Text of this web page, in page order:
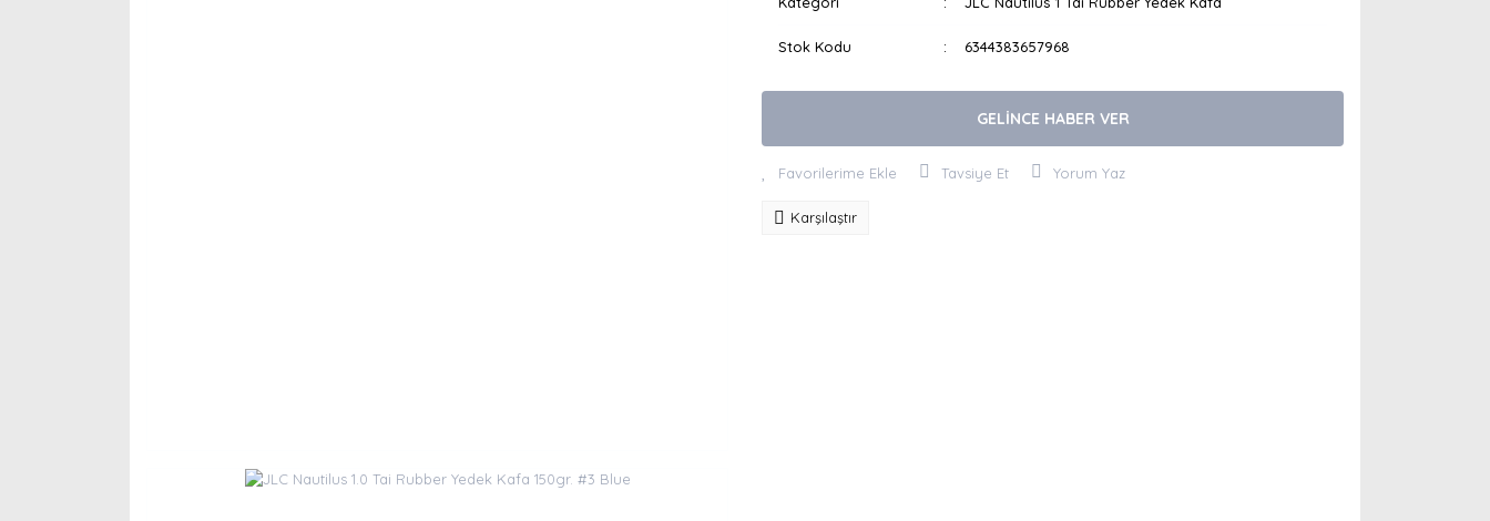
Stok Kodu 6344383657968
GELİNCE HABER VER
Tavsiye Et Yorum Yaz
Karşılaştır